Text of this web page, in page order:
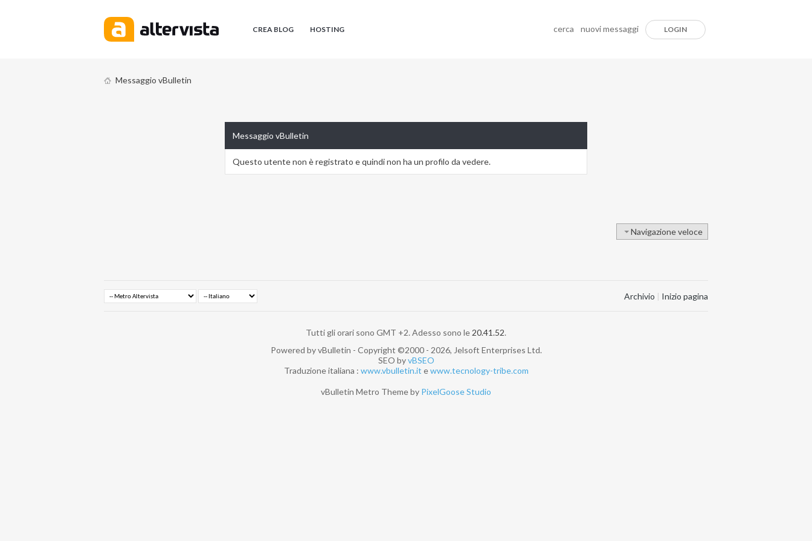
CREA BLOG HOSTING cerca nuovi messaggi LOGIN
Messaggio vBulletin
Messaggio vBulletin
Questo utente non è registrato e quindi non ha un profilo da vedere.
Navigazione veloce
Archivio | Inizio pagina
Tutti gli orari sono GMT +2. Adesso sono le 20.41.52.
Powered by vBulletin - Copyright ©2000 - 2026, Jelsoft Enterprises Ltd.
SEO byvBSEO
Traduzione italiana : www.vbulletin.it ewww.tecnology-tribe.com
vBulletin Metro Theme by PixelGoose Studio